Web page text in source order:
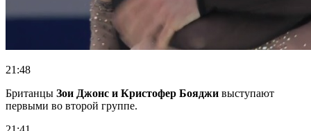
21:48
Британцы Зои Джонс и Кристофер Бояджи выступают
первыми во второй группе.